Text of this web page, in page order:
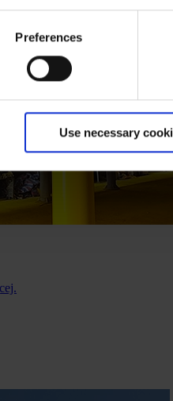
Preferences
Use necessary